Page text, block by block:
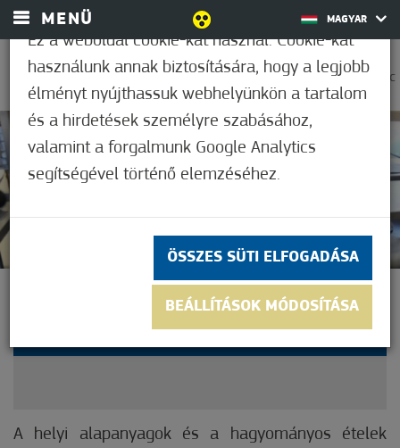
MENÜ MAGYAR
0
27,8°C
Nem értékelt
FŐZŐMŰSORT FORGAT A
MÓRAHALMI TÉVÉ
A helyi alapanyagok és a hagyományos ételek
Ez a weboldal cookie-kat használ. Cookie-kat
használunk annak biztosítására, hogy a legjobb
élményt nyújthassuk webhelyünkön a tartalom
és a hirdetések személyre szabásához,
valamint a forgalmunk Google Analytics
segítségével történő elemzéséhez.
ÖSSZES SÜTI ELFOGADÁSA
BEÁLLÍTÁSOK MÓDOSÍTÁSA